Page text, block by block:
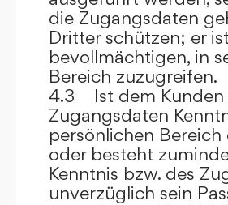
die Zugangsdaten
Dritter schützen; er
bevollmächtigen, in
Bereich zuzugreifen.
4.3 Ist dem Kunden
Zugangsdaten
persönlichen
oder besteht
Kenntnis bzw. des
unverzüglich sein